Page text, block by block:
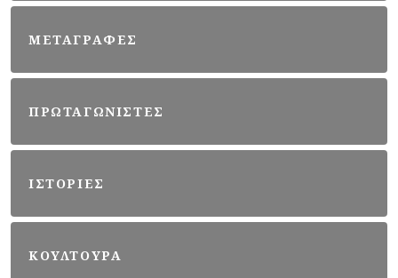
ΜΕΤΑΓΡΑΦΕΣ
ΠΡΩΤΑΓΩΝΙΣΤΕΣ
ΙΣΤΟΡΙΕΣ
ΚΟΥΛΤΟΥΡΑ